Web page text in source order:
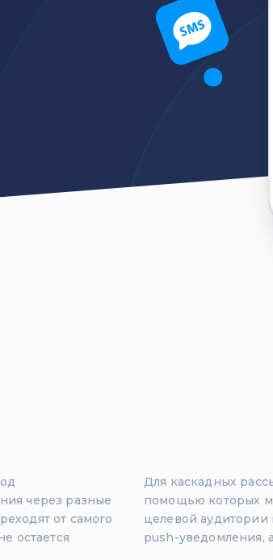
подтверждения на сообщение
Telegram
Голосовая авторизация
через разные
от самого
остается
Для каскадных
помощью которых
целевой аудитории
push-уведомления,